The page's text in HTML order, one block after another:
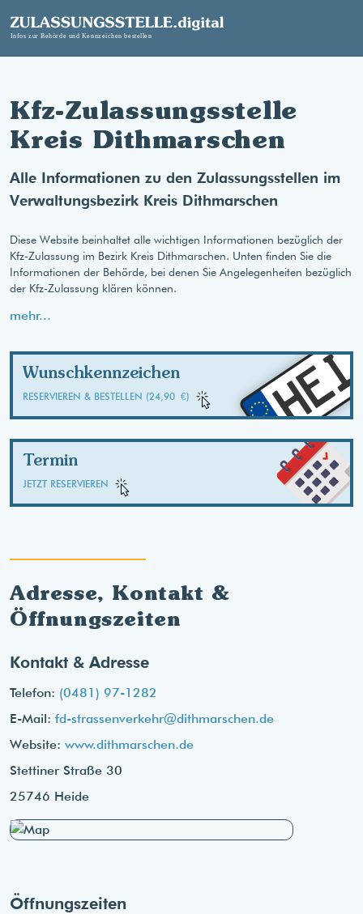
Kfz-Zulassungsstelle
Kreis Dithmarschen
Alle Informationen zu den Zulassungsstellen im
Verwaltungsbezirk Kreis Dithmarschen
Diese Website beinhaltet alle wichtigen Informationen bezüglich der
Kfz-Zulassung im Bezirk Kreis Dithmarschen. Unten finden Sie die
Informationen der Behörde, bei denen Sie Angelegenheiten bezüglich
der Kfz-Zulassung klären können.
mehr...
Wunschkennzeichen
RESERVIEREN & BESTELLEN (24,90 €) HEI
Termin
JETZT RESERVIEREN
Adresse, Kontakt &
Öffnungszeiten
Kontakt & Adresse
Telefon: (0481) 97-1282
E-Mail: fd-strassenverkehr@dithmarschen.de
Website: www.dithmarschen.de
Stettiner Straße 30
25746 Heide
Öffnungszeiten